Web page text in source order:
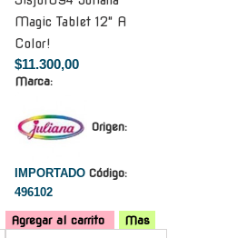
Magic Tablet 12" A
Color!
$11.300,00
Marca:
Origen:
IMPORTADO Código:
496102
Agregar al carrito
Mas